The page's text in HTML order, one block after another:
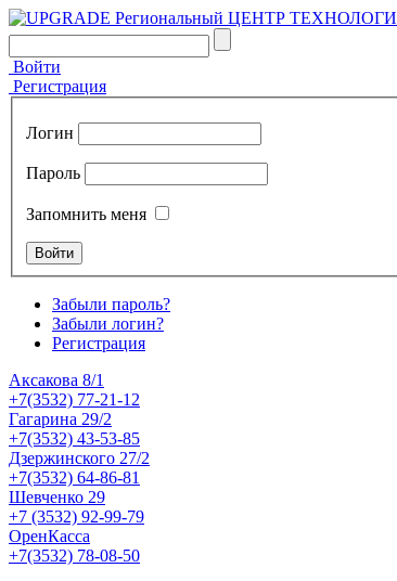
Войти
Регистрация
Логин
Пароль
Запомнить меня
Забыли пароль?
Забыли логин?
Регистрация
Аксакова 8/1
+7(3532) 77-21-12
Гагарина 29/2
+7(3532) 43-53-85
Дзержинского 27/2
+7(3532) 64-86-81
Шевченко 29
+7 (3532) 92-99-79
ОренКасса
+7(3532) 78-08-50